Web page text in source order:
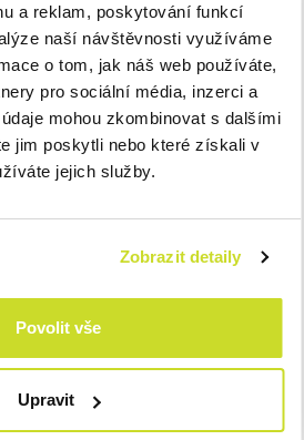
a reklam, poskytování funkcí
naší návštěvnosti využíváme
o tom, jak náš web používáte,
pro sociální média, inzerci a
mohou zkombinovat s dalšími
jim poskytli nebo které získali v
jejich služby.
Zobrazit detaily
Povolit vše
Upravit
jisté, že nastanou, ale není jistá jejich
vzniku. Při roční účetní závěrce
kdy se posuzuje jejich výše a
tituly účetních rezerv patří
na reklamace, záruční opravy nebo na
aktuálním kurzem devizového
účetní jednotka v průběhu
období použít aktuální kurz